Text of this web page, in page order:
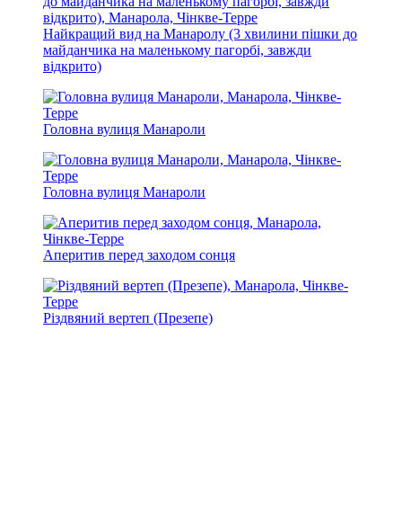
Найкращий вид на Манаролу (3 хвилини пішки до
майданчика на маленькому пагорбі, завжди
відкрито)
Головна вулиця Манароли
Головна вулиця Манароли
Аперитив перед заходом сонця
Різдвяний вертеп (Презепе)